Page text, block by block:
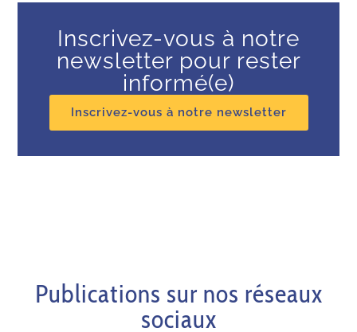
Inscrivez-vous à notre
newsletter pour rester
informé(e)
Inscrivez-vous à notre newsletter
Publications sur nos réseaux
sociaux